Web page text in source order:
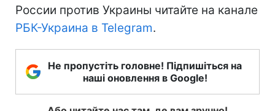
России против Украины читайте на канале
РБК-Украина в Telegram.
Не пропустіть головне! Підпишіться на
наші оновлення в Google!